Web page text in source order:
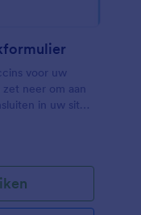
voor uw
neer om aan
in uw site.